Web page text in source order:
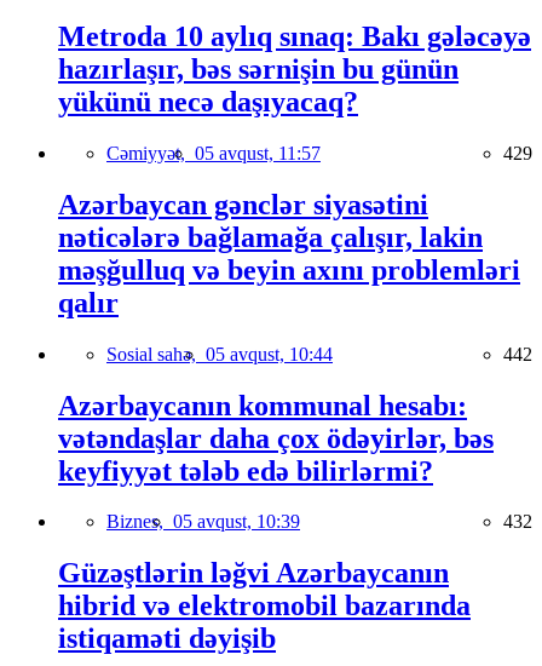
Metroda 10 aylıq sınaq: Bakı gələcəyə
hazırlaşır, bəs sərnişin bu günün
yükünü necə daşıyacaq?
Cəmiyyət, 05 avqust, 11:57 429
Azərbaycan gənclər siyasətini
nəticələrə bağlamağa çalışır, lakin
məşğulluq və beyin axını problemləri
qalır
Sosial sahə, 05 avqust, 10:44 442
Azərbaycanın kommunal hesabı:
vətəndaşlar daha çox ödəyirlər, bəs
keyfiyyət tələb edə bilirlərmi?
Biznes, 05 avqust, 10:39 432
Güzəştlərin ləğvi Azərbaycanın
hibrid və elektromobil bazarında
istiqaməti dəyişib